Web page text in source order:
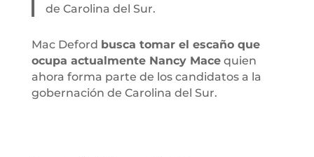
de Carolina del Sur.
Mac Deford busca tomar el escaño que
ocupa actualmente Nancy Macequien
ahora forma parte de los candidatos a la
gobernación de Carolina del Sur.